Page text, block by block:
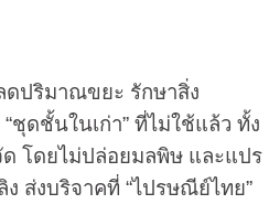
ริมาณขยะ รักษาสิ่ง
ดชั้นในเก่า” ที่ไม่ใช้แล้ว ทั้ง
โดยไม่ปล่อยมลพิษ และแปร
ง ส่งบริจาคที่ “ไปรษณีย์ไทย”